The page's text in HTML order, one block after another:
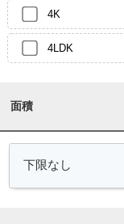
4K
4LDK
面積